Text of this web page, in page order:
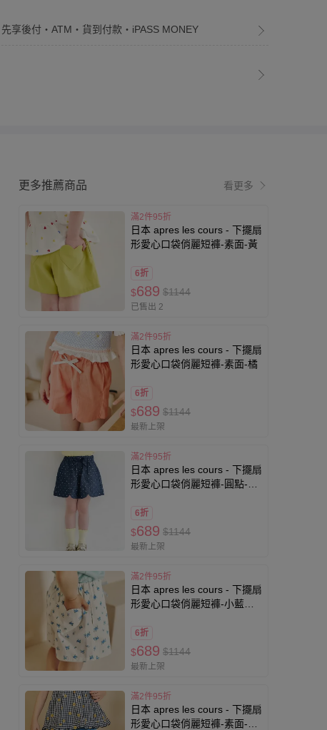
享後付・ATM・貨到付款・iPASS MONEY
更多推薦商品 看更多
滿2件95折
日本 apres les cours - 下擺扇
形愛心口袋俏麗短褲-素面-黃
6折
$689 $1144
已售出 2
滿2件95折
日本 apres les cours - 下擺扇
形愛心口袋俏麗短褲-素面-橘
6折
$689 $1144
最新上架
滿2件95折
日本 apres les cours - 下擺扇
形愛心口袋俏麗短褲-圓點-深
6折
$689 $1144
最新上架
滿2件95折
日本 apres les cours - 下擺扇
形愛心口袋俏麗短褲-小藍花-
6折
$689 $1144
最新上架
滿2件95折
日本 apres les cours - 下擺扇
形愛心口袋俏麗短褲-素面-丹